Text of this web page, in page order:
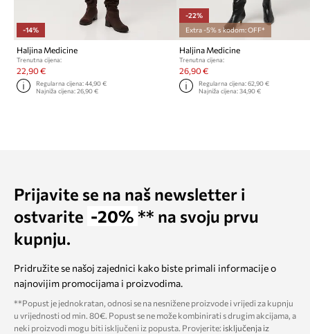
-14%
Haljina Medicine
Trenutna cijena:
22,90 €
Regularna cijena:44,90 €
Najniža cijena:26,90 €
-22%
Extra -5% s kodom: OFF*
Haljina Medicine
Trenutna cijena:
26,90 €
Regularna cijena: 62,90 €
Najniža cijena: 34,90 €
Prijavite se na naš newsletter i
ostvarite -20% ** na svoju prvu
kupnju.
Pridružite se našoj zajednici kako biste primali informacije o
najnovijim promocijama i proizvodima.
**Popust je jednokratan, odnosi se na nesnižene proizvode i vrijedi za kupnju
u vrijednosti od min. 80€. Popust se ne može kombinirati s drugim akcijama, a
neki proizvodi mogu biti isključeni iz popusta. Provjerite: isključenja iz